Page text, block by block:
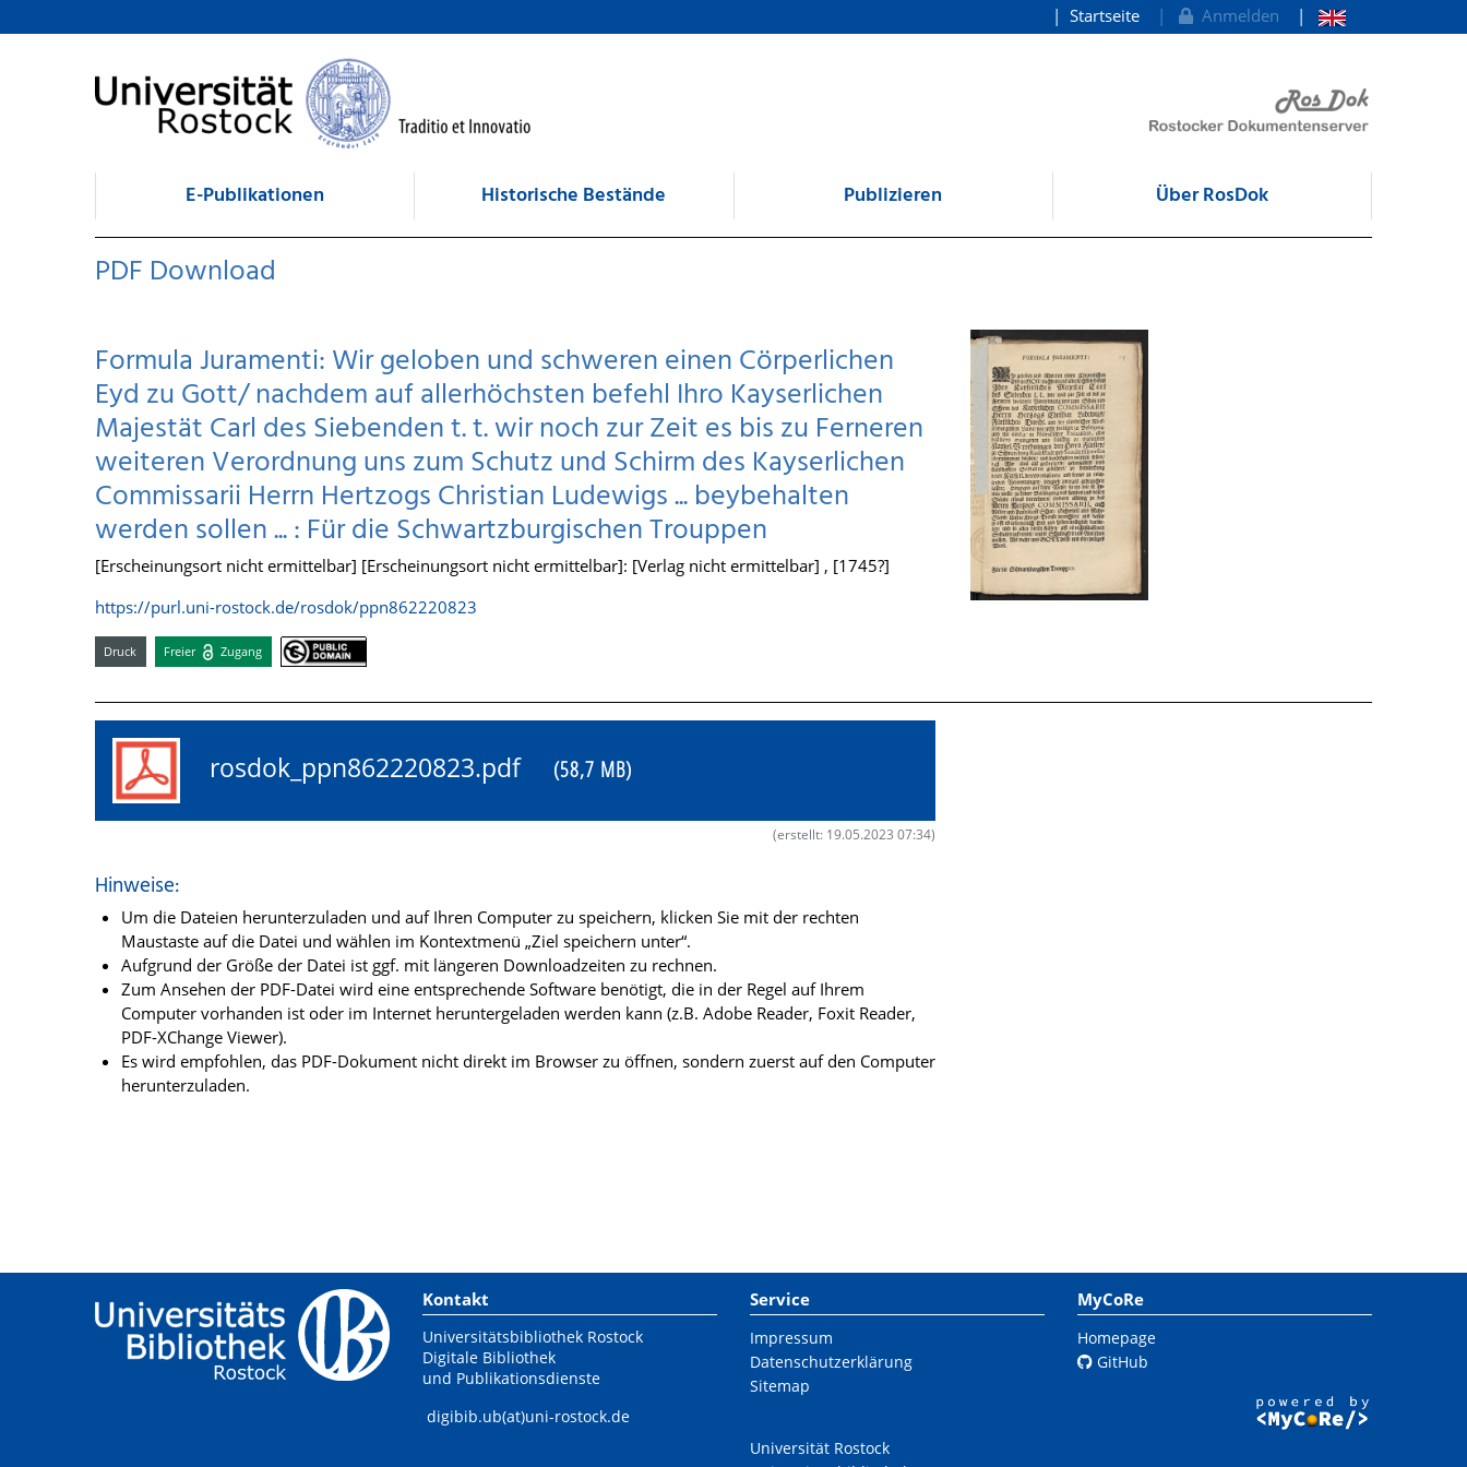
zum Inhalt
Startseite Anmelden
E-Publikationen Historische Bestände Publizieren Über RosDok
PDF Download
Formula Juramenti: Wir geloben und schweren einen Cörperlichen
Eyd zu Gott/ nachdem auf allerhöchsten befehl Ihro Kayserlichen
Majestät Carl des Siebenden t. t. wir noch zur Zeit es bis zu Ferneren
weiteren Verordnung uns zum Schutz und Schirm des Kayserlichen
Commissarii Herrn Hertzogs Christian Ludewigs ... beybehalten
werden sollen ... : Für die Schwartzburgischen Trouppen
[Erscheinungsort nicht ermittelbar] [Erscheinungsort nicht ermittelbar]: [Verlag nicht ermittelbar] , [1745?]
https://purl.uni-rostock.de/rosdok/ppn862220823
Druck Freier Zugang
rosdok_ppn862220823.pdf (58,7 MB)
(erstellt: 19.05.2023 07:34)
Hinweise:
Um die Dateien herunterzuladen und auf Ihren Computer zu speichern, klicken Sie mit der rechten
Maustaste auf die Datei und wählen im Kontextmenü „Ziel speichern unter“.
Aufgrund der Größe der Datei ist ggf. mit längeren Downloadzeiten zu rechnen.
Zum Ansehen der PDF-Datei wird eine entsprechende Software benötigt, die in der Regel auf Ihrem
Computer vorhanden ist oder im Internet heruntergeladen werden kann (z.B. Adobe Reader, Foxit Reader,
PDF-XChange Viewer).
Es wird empfohlen, das PDF-Dokument nicht direkt im Browser zu öffnen, sondern zuerst auf den Computer
herunterzuladen.
Kontakt
Universitätsbibliothek Rostock
Digitale Bibliothek
und Publikationsdienste
digibib.ub(at)uni-rostock.de
Service
Impressum
Datenschutzerklärung
Sitemap
Universität Rostock
MyCoRe
Homepage
GitHub